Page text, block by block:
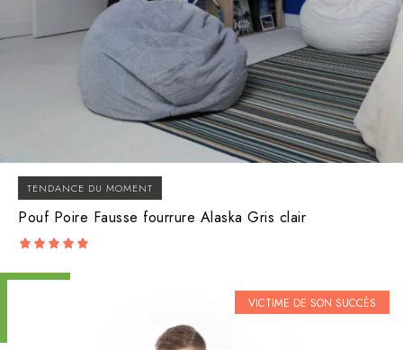
TENDANCE DU MOMENT
Pouf Poire Fausse fourrure Alaska Gris clair
out of 5
VICTIME DE SON SUCCÈS